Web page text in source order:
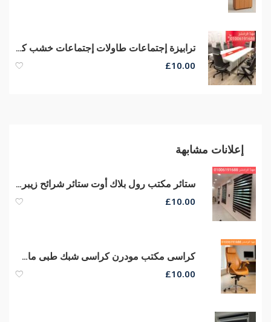
ترابيزة إجتماعات طاولات إجتماعات خشب كونتر قشرة طبيعى جودة عالية
£10.00
إعلانات مشابهة
ستائر مكتب رول بلاك أوت ستائر شرائح زيبرا ستائر صن سكرين الوان وخامات ممتازة
£10.00
كراسى مكتب مودرن كراسى شبك طبى ماش هيدروليكي
£10.00